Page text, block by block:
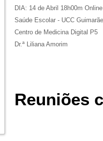
DIA: 14 de Abril 18h00m Online
Saúde Escolar - UCC
Centro de Medicina Digital P5
Dr.ª Liliana Amorim
Reuniões